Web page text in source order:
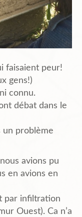
faisaient peur!
gens!)
connu.
débat dans le
un problème
avions pu
en avions en
par infiltration
Ouest). Ca n’a